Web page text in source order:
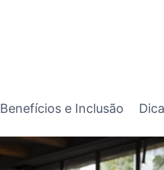
Benefícios e Inclusão